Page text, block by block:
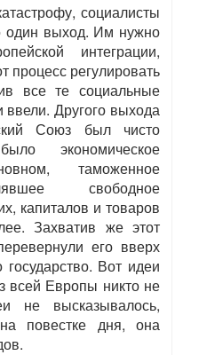
социалисты
один выход. Им нужно
интеграции,
процесс регулировать
все те социальные
ввели. Другого выхода
Союз был чисто
экономическое
таможенное
свободное
капиталов и товаров
Захватив же этот
его вверх
Вот идеи
всей Европы никто не
не высказывалось,
повестке дня, она